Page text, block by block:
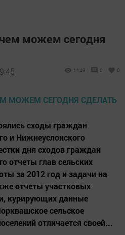
можем сегодня
1149 0 0
сходы граждан
и Нижнеуслонского
дня сходов граждан
отчеты глав сельских
за 2012 год и задачи на
отчеты участковых
курирующих данные
сельское
отличается своей...